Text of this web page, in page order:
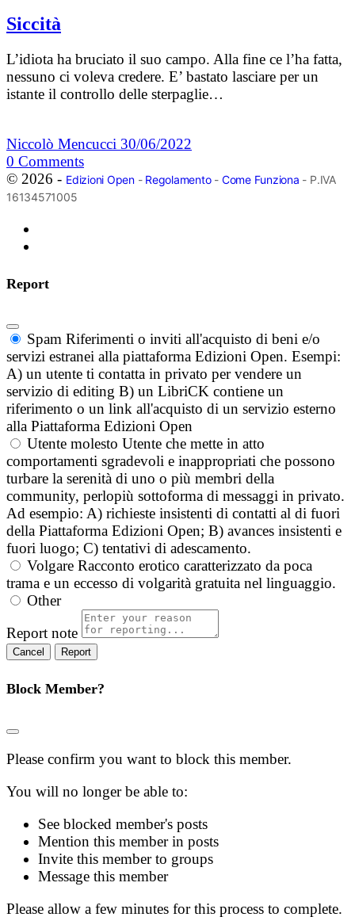
Siccità
L’idiota ha bruciato il suo campo. Alla fine ce l’ha fatta,
nessuno ci voleva credere. E’ bastato lasciare per un
istante il controllo delle sterpaglie…
Niccolò Mencucci 30/06/2022
0 Comments
© 2026 - Edizioni Open- Regolamento- Come Funziona - P.IVA
16134571005
Report
Spam Riferimenti o inviti all'acquisto di beni e/o
servizi estranei alla piattaforma Edizioni Open. Esempi:
A) un utente ti contatta in privato per vendere un
servizio di editing B) un LibriCK contiene un
riferimento o un link all'acquisto di un servizio esterno
alla Piattaforma Edizioni Open
Utente molesto Utente che mette in atto
comportamenti sgradevoli e inappropriati che possono
turbare la serenità di uno o più membri della
community, perlopiù sottoforma di messaggi in privato.
Ad esempio: A) richieste insistenti di contatti al di fuori
della Piattaforma Edizioni Open; B) avances insistenti e
fuori luogo; C) tentativi di adescamento.
Volgare Racconto erotico caratterizzato da poca
trama e un eccesso di volgarità gratuita nel linguaggio.
Other
Report note
Report
Block Member?
Please confirm you want to block this member.
You will no longer be able to:
See blocked member's posts
Mention this member in posts
Invite this member to groups
Message this member
Please allow a few minutes for this process to complete.